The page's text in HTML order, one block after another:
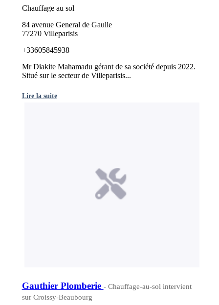
Chauffage au sol
84 avenue General de Gaulle
77270 Villeparisis
+33605845938
Mr Diakite Mahamadu gérant de sa société depuis 2022.
Situé sur le secteur de Villeparisis...
Lire la suite
Gauthier Plomberie - Chauffage-au-sol intervient
sur Croissy-Beaubourg